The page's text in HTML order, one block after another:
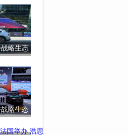
略生态
略生态